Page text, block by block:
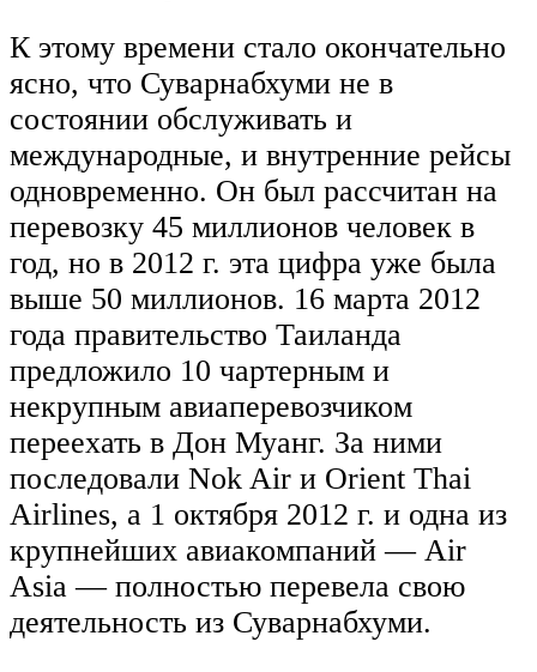
К этому времени стало окончательно
ясно, что Суварнабхуми не в
состоянии обслуживать и
международные, и внутренние рейсы
одновременно. Он был рассчитан на
перевозку 45 миллионов человек в
год, но в 2012 г. эта цифра уже была
выше 50 миллионов. 16 марта 2012
года правительство Таиланда
предложило 10 чартерным и
некрупным авиаперевозчиком
переехать в Дон Муанг. За ними
последовали Nok Air и Orient Thai
Airlines, а 1 октября 2012 г. и одна из
крупнейших авиакомпаний — Air
Asia — полностью перевела свою
деятельность из Суварнабхуми.